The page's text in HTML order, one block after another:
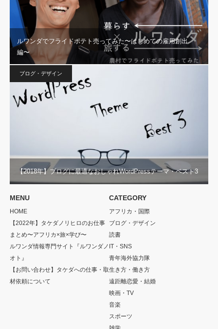
ルワンダでフライドポテト売ってみた〜はじめての雇用創出
編〜
ブログ・デザイン
【2018年】ブログに最適なおしゃれWordPressテーマ・ベスト3
MENU
HOME
【2022年】タケダノリヒロのお仕事
まとめ〜アフリカ×旅×学び〜
ルワンダ情報専門サイト『ルワンダノ
オト』
【お問い合わせ】タケダへの仕事・取
材依頼について
CATEGORY
アフリカ・国際
ブログ・デザイン
読書
IT・SNS
青年海外協力隊
生き方・働き方
遠距離恋愛・結婚
映画・TV
音楽
スポーツ